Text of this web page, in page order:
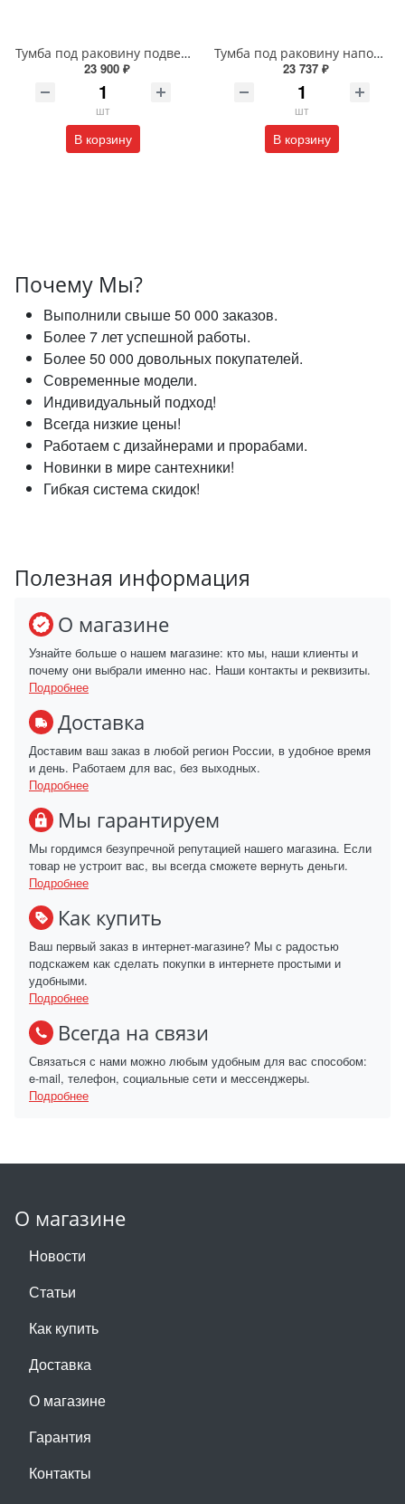
Тумба под раковину подвесная EQUIL Глеам 80.1Я/Gleam 80.1Y амарок/дуб вотан tpGLEAM80.1Y-25
23 900 ₽
шт
В корзину
Тумба под раковину напольная EQUIL Найс 60 см tnNICE60.2Y-05 белая
23 737 ₽
шт
В корзину
Почему Мы?
Выполнили свыше 50 000 заказов.
Более 7 лет успешной работы.
Более 50 000 довольных покупателей.
Современные модели.
Индивидуальный подход!
Всегда низкие цены!
Работаем с дизайнерами и прорабами.
Новинки в мире сантехники!
Гибкая система скидок!
Полезная информация
О магазине
Узнайте больше о нашем магазине: кто мы, наши клиенты и
почему они выбрали именно нас. Наши контакты и реквизиты.
Подробнее
Доставка
Доставим ваш заказ в любой регион России, в удобное время
и день. Работаем для вас, без выходных.
Подробнее
Мы гарантируем
Мы гордимся безупречной репутацией нашего магазина. Если
товар не устроит вас, вы всегда сможете вернуть деньги.
Подробнее
Как купить
Ваш первый заказ в интернет-магазине? Мы с радостью
подскажем как сделать покупки в интернете простыми и
удобными.
Подробнее
Всегда на связи
Связаться с нами можно любым удобным для вас способом:
e-mail, телефон, социальные сети и мессенджеры.
Подробнее
О магазине
Новости
Статьи
Как купить
Доставка
О магазине
Гарантия
Контакты